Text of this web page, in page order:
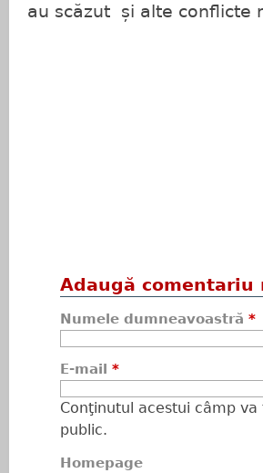
au scăzut și alte conflicte
Adaugă comentariu
Numele dumneavoastră *
E-mail *
Conţinutul acestui câmp
public.
Homepage